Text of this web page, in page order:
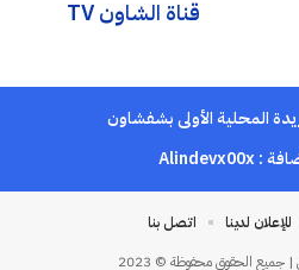
قناة الشاون TV
المحلية الأولى بشفشاون
:
Alindevx00x
| جميع الحقوق محفوظة © 2023
للإعلان لدينا اتصل بنا